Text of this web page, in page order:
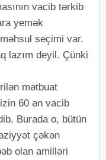
vacib tərkib
yemək
seçimi var.
lazım deyil. Çünki
mətbuat
60 ən vacib
Burada o, bütün
çəkən
olan amilləri